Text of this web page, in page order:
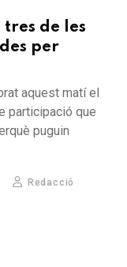
de les
per
aquest matí el
participació que
puguin
Redacció